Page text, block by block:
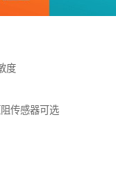
度
传感器可选